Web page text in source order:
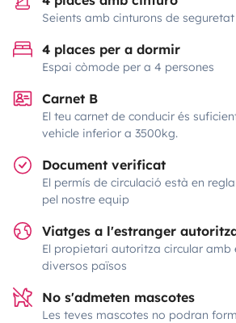
Seients amb cinturons de seguretat
4 places per a dormir
Espai còmode per a 4 persones
Carnet B
El teu carnet de conducir és
vehicle inferior a 3500kg.
Document verificat
El permís de circulació està en
pel nostre equip
Viatges a l'estranger
El propietari autoritza circular amb
diversos països
No s'admeten mascotes
Les teves mascotes no podran